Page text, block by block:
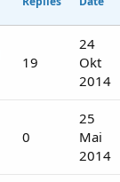
19
24
Okt
2014
0
25
Mai
2014